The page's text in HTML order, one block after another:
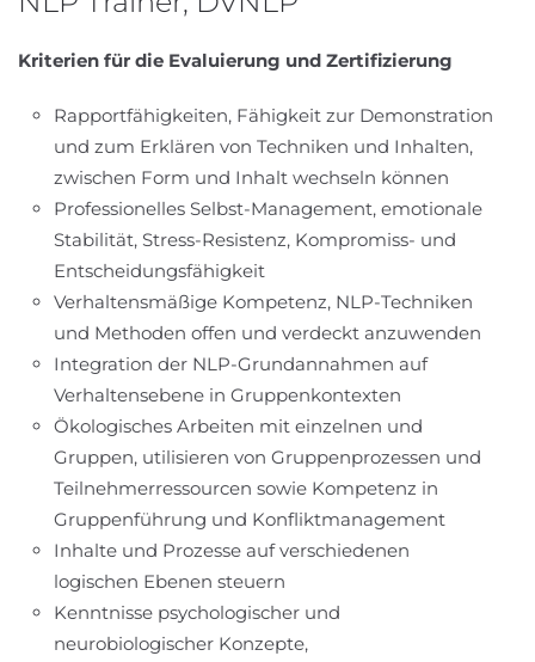
Kriterien für die Evaluierung und Zertifizierung
Rapportfähigkeiten, Fähigkeit zur Demonstration
und zum Erklären von Techniken und Inhalten,
zwischen Form und Inhalt wechseln können
Professionelles Selbst-Management, emotionale
Stabilität, Stress-Resistenz, Kompromiss- und
Entscheidungsfähigkeit
Verhaltensmäßige Kompetenz, NLP-Techniken
und Methoden offen und verdeckt anzuwenden
Integration der NLP-Grundannahmen auf
Verhaltensebene in Gruppenkontexten
Ökologisches Arbeiten mit einzelnen und
Gruppen, utilisieren von Gruppenprozessen und
Teilnehmerressourcen sowie Kompetenz in
Gruppenführung und Konfliktmanagement
Inhalte und Prozesse auf verschiedenen
logischen Ebenen steuern
Kenntnisse psychologischer und
neurobiologischer Konzepte,